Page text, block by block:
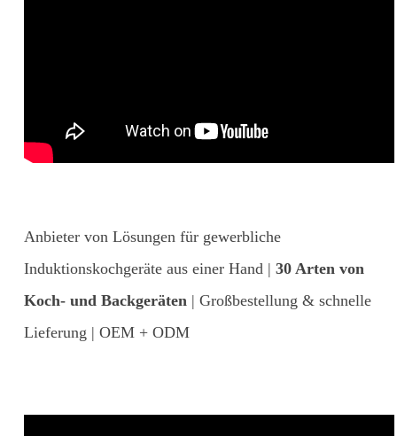
Anbieter von Lösungen für gewerbliche
Induktionskochgeräte aus einer Hand | 30 Arten von
Koch- und Backgeräten | Großbestellung & schnelle
Lieferung | OEM + ODM